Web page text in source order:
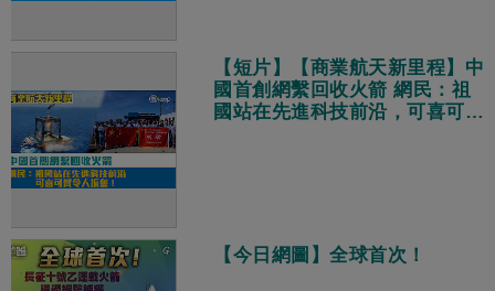
【短片】【商業航天新里程】中
國首創網繫回收火箭 網民：祖
國站在先進科技前沿，可喜可賀
【今日網圖】全球首次！